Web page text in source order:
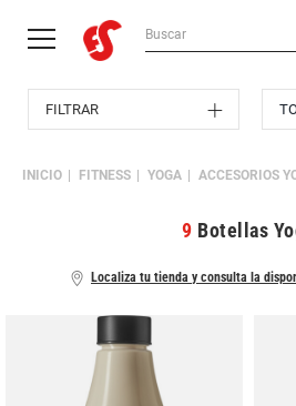
INICIO FITNESS YOGA ACCESORIOS
Localiza tu tienda y consulta la
9 Botellas
FILTRAR